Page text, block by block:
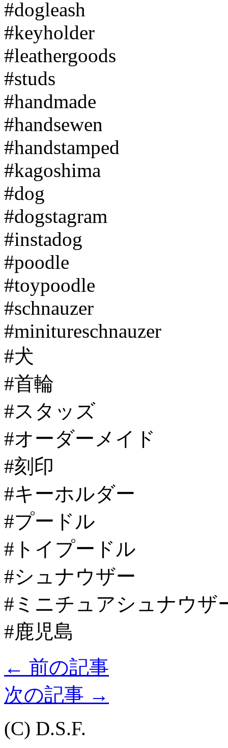
#dogleash
#keyholder
#leathergoods
#studs
#handmade
#handsewen
#handstamped
#kagoshima
#dog
#dogstagram
#instadog
#poodle
#toypoodle
#schnauzer
#minitureschnauzer
#犬
#首輪
#スタッズ
#オーダーメイド
#刻印
#キーホルダー
#プードル
#トイプードル
#シュナウザー
#ミニチュアシュナウザ
#鹿児島
← 前の記事
次の記事 →
(C) D.S.F.